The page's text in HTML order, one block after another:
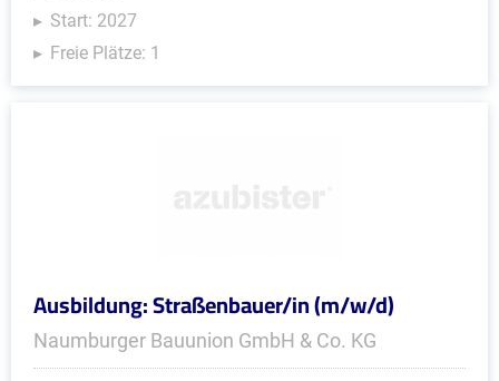
Start: 2027
Freie Plätze: 1
Ausbildung: Straßenbauer/in (m/w/d)
Naumburger Bauunion GmbH & Co. KG